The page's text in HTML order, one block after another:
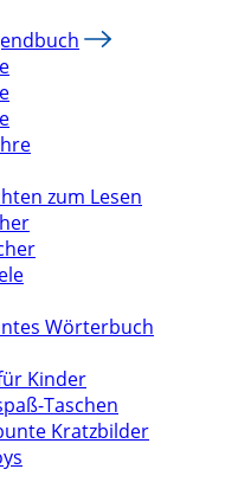
zum Lesen
Wörterbuch
Kinder
Taschen
Kratzbilder